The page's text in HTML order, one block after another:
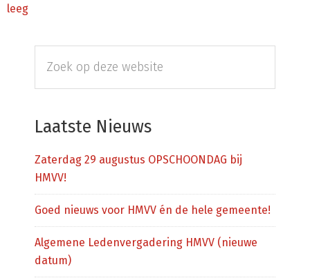
leeg
Primaire
Sidebar
deze
Laatste Nieuws
Zaterdag 29 augustus OPSCHOONDAG bij
HMVV!
Goed nieuws voor HMVV én de hele gemeente!
Algemene Ledenvergadering HMVV (nieuwe
datum)